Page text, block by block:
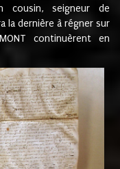
cousin, seigneur de
la dernière à régner sur
continuèrent en